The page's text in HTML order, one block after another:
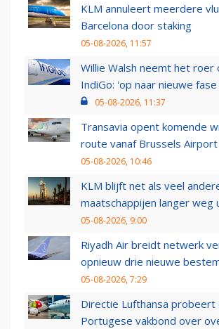
KLM annuleert meerdere
Barcelona door staking
05-08-2026, 11:57
Willie Walsh neemt het roer
IndiGo: 'op naar nieuwe
05-08-2026, 11:37
Transavia opent komende
route vanaf Brussels Airport
05-08-2026, 10:46
KLM blijft net als veel
maatschappijen langer weg
05-08-2026, 9:00
Riyadh Air breidt netwerk
opnieuw drie nieuwe
05-08-2026, 7:29
Directie Lufthansa probeert
Portugese vakbond over